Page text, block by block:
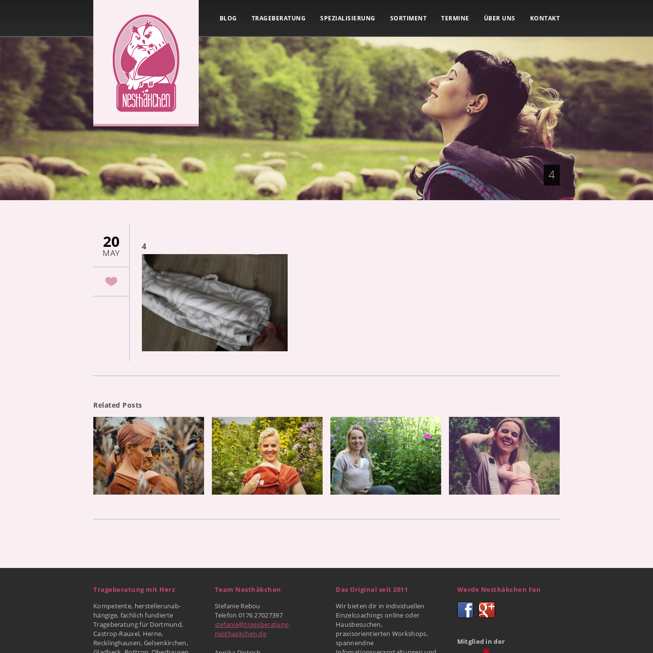
BLOG TRAGEBERATUNG SPEZIALISIERUNG SORTIMENT TERMINE ÜBER UNS KONTAKT
4
20
MAY
4
Related Posts
Trageberatung mit Herz
Kompetente, herstellerunab-
hängige, fachlich fundierte
Trageberatung für Dortmund,
Castrop-Rauxel, Herne,
Recklinghausen, Gelsenkirchen,
Team Nesthäkchen
Stefanie Rebou
Telefon 0176 27027397
stefanie@trageberatung-
nesthaekchen.de
Das Original seit 2011
Wir bieten dir in individuellen
Einzelcoachings online oder
Hausbesuchen,
praxisorientierten Workshops,
spannendne
Werde Nesthäkchen Fan
Mitglied in der